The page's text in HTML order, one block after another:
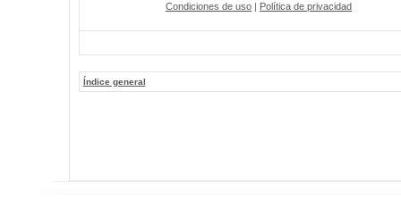
Condiciones de uso | Política de privacidad
Índice general